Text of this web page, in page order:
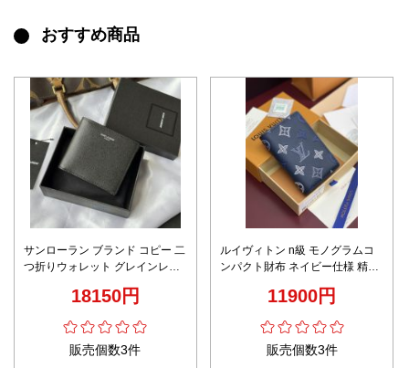
おすすめ商品
サンローラン ブランド コピー 二
つ折りウォレット グレインレザ
18150円
販売個数3件
ルイヴィトン n級 モノグラムコ
ンパクト財布 ネイビー仕様 精密
11900円
販売個数3件